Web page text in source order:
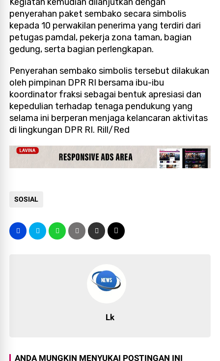
penyerahan paket sembako secara simbolis
kepada 10 perwakilan penerima yang terdiri dari
petugas pamdal, pekerja zona taman, bagian
gedung, serta bagian perlengkapan.
Penyerahan sembako simbolis tersebut dilakukan
oleh pimpinan DPR RI bersama ibu-ibu
koordinator fraksi sebagai bentuk apresiasi dan
kepedulian terhadap tenaga pendukung yang
selama ini berperan menjaga kelancaran aktivitas
di lingkungan DPR RI. Rill/Red
SOSIAL
Lk
ANDA MUNGKIN MENYUKAI POSTINGAN INI